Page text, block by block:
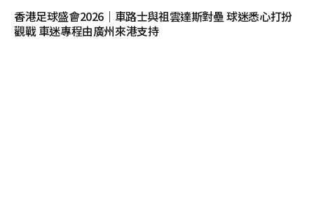
香港足球盛會2026｜車路士與祖雲達斯對壘 球迷悉心打扮
觀戰 車迷專程由廣州來港支持